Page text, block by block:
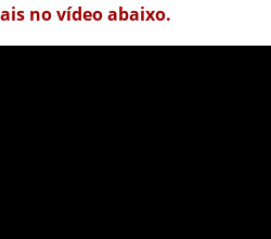
no vídeo abaixo.